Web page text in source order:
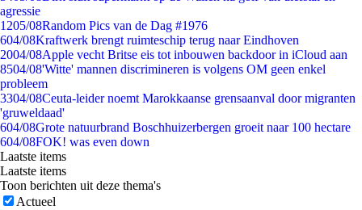
agressie
1205/08Random Pics van de Dag #1976
604/08Kraftwerk brengt ruimteschip terug naar Eindhoven
2004/08Apple vecht Britse eis tot inbouwen backdoor in iCloud aan
8504/08'Witte' mannen discrimineren is volgens OM geen enkel
probleem
3304/08Ceuta-leider noemt Marokkaanse grensaanval door migranten
'gruweldaad'
604/08Grote natuurbrand Boschhuizerbergen groeit naar 100 hectare
604/08FOK! was even down
Laatste items
Laatste items
Toon berichten uit deze thema's
Actueel